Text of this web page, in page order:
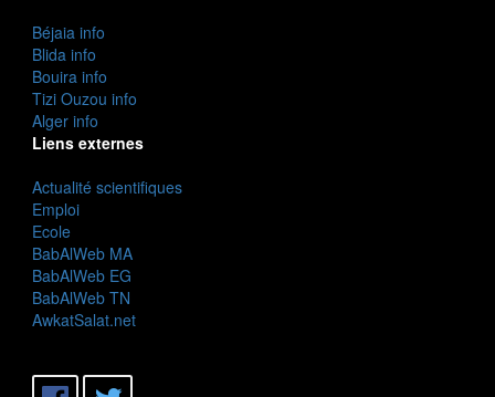
Béjaia info
Blida info
Bouira info
Tizi Ouzou info
Alger info
Liens externes
Actualité scientifiques
Emploi
Ecole
BabAlWeb MA
BabAlWeb EG
BabAlWeb TN
AwkatSalat.net